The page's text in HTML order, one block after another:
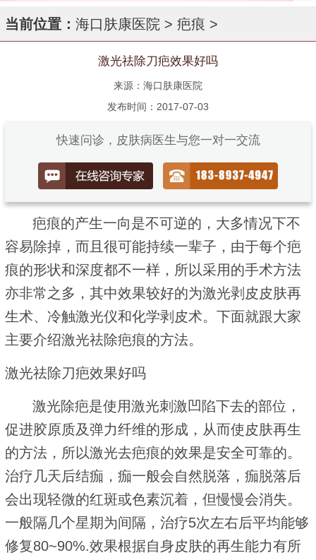
当前位置： 海口肤康医院 > 疤痕 >
激光祛除刀疤效果好吗
来源：海口肤康医院
发布时间：2017-07-03
快速问诊，皮肤病医生与您一对一交流
疤痕的产生一向是不可逆的，大多情况下不
容易除掉，而且很可能持续一辈子，由于每个疤
痕的形状和深度都不一样，所以采用的手术方法
亦非常之多，其中效果较好的为激光剥皮皮肤再
生术、冷触激光仪和化学剥皮术。下面就跟大家
主要介绍激光祛除疤痕的方法。
激光祛除刀疤效果好吗
激光除疤是使用激光刺激凹陷下去的部位，
促进胶原质及弹力纤维的形成，从而使皮肤再生
的方法，所以激光去疤痕的效果是安全可靠的。
治疗几天后结痂，痂一般会自然脱落，痂脱落后
会出现轻微的红斑或色素沉着，但慢慢会消失。
一般隔几个星期为间隔，治疗5次左右后平均能够
修复80~90%.效果根据自身皮肤的再生能力有所